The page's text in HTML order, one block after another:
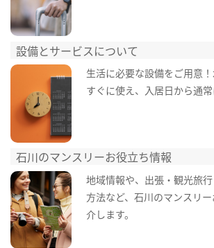
設備とサービスについて
生活に必要な設備をご用意
すぐに使え、入居日から通常
石川のマンスリーお役立ち情報
地域情報や、出張・観光旅
方法など、石川のマンスリ
介します。